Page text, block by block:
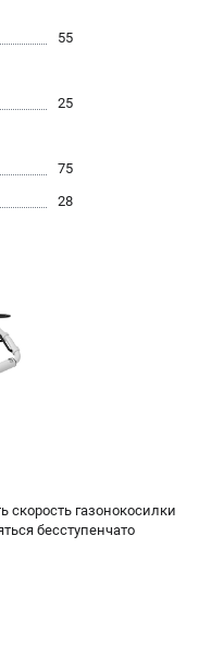
Фермы, 29АЛ
69
spb.ru
55
25
75
28
скорость газонокосилки
бесступенчато